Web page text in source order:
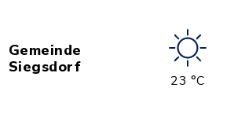
Gemeinde
Siegsdorf
23 °C